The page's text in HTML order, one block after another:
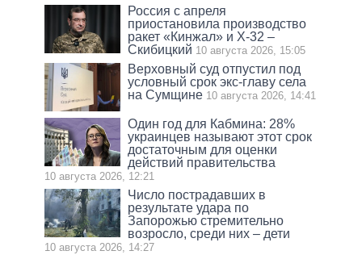
Россия с апреля
приостановила производство
ракет «Кинжал» и Х-32 –
Скибицкий 10 августа 2026, 15:05
Верховный суд отпустил под
условный срок экс-главу села
на Сумщине 10 августа 2026, 14:41
Один год для Кабмина: 28%
украинцев называют этот срок
достаточным для оценки
действий правительства
10 августа 2026, 12:21
Число пострадавших в
результате удара по
Запорожью стремительно
возросло, среди них – дети
10 августа 2026, 14:27